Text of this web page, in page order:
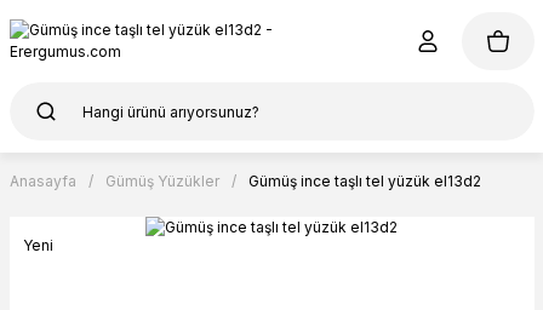
Anasayfa Gümüş Yüzükler Gümüş ince taşlı tel yüzük el13d2
Yeni